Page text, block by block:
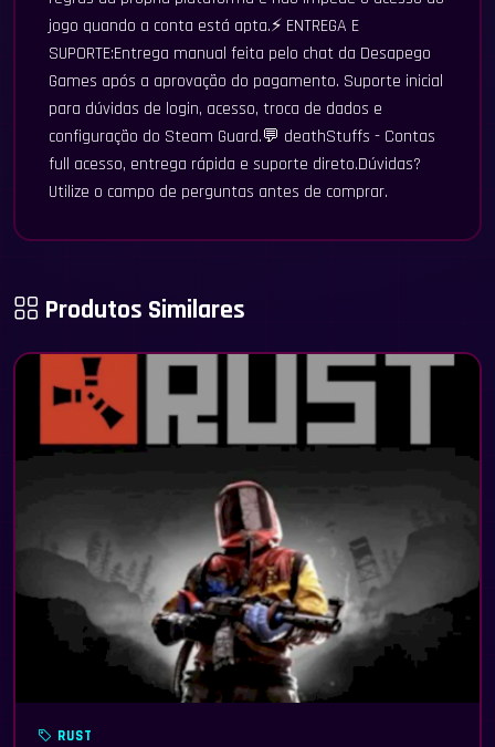
jogo quando a conta está apta.⚡ ENTREGA E
SUPORTE:Entrega manual feita pelo chat da Desapego
Games após a aprovação do pagamento. Suporte inicial
para dúvidas de login, acesso, troca de dados e
configuração do Steam Guard.💬 deathStuffs - Contas
full acesso, entrega rápida e suporte direto.Dúvidas?
Utilize o campo de perguntas antes de comprar.
Produtos Similares
RUST